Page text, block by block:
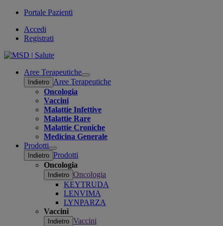
Portale Pazienti
Accedi
Registrati
Aree Terapeutiche
Open
submenu
Indietro Aree Terapeutiche
Oncologia
Vaccini
Malattie Infettive
Malattie Rare
Malattie Croniche
Medicina Generale
Prodotti
Open
submenu
Indietro Prodotti
Oncologia
Indietro Oncologia
KEYTRUDA
LENVIMA
LYNPARZA
Vaccini
Indietro Vaccini